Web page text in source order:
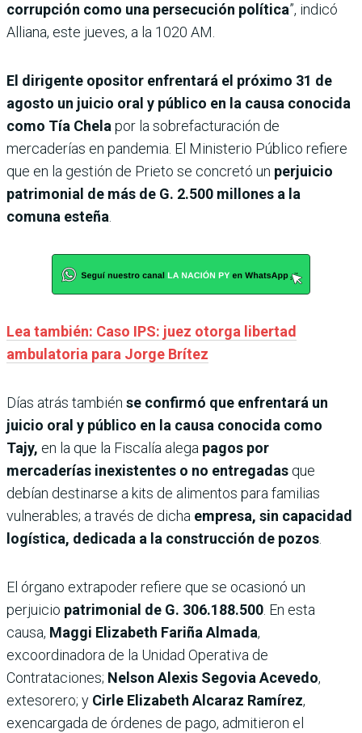
corrupción como una persecución política”, indicó
Alliana, este jueves, a la 1020 AM.
El dirigente opositor enfrentará el próximo 31 de
agosto un juicio oral y público en la causa conocida
como Tía Chela por la sobrefacturación de
mercaderías en pandemia. El Ministerio Público refiere
que en la gestión de Prieto se concretó un perjuicio
patrimonial de más de G. 2.500 millones a la
comuna esteña
Lea también: Caso IPS: juez otorga libertad
ambulatoria para Jorge Brítez
Días atrás también se confirmó que enfrentará un
juicio oral y público en la causa conocida como
Tajy, en la que la Fiscalía alega pagos por
mercaderías inexistentes o no entregadas que
debían destinarse a kits de alimentos para familias
vulnerables; a través de dicha empresa, sin capacidad
logística, dedicada a la construcción de pozos
El órgano extrapoder refiere que se ocasionó un
perjuicio patrimonial de G. 306.188.500 . En esta
causa, Maggi Elizabeth Fariña Almada,
excoordinadora de la Unidad Operativa de
Contrataciones; Nelson Alexis Segovia Acevedo,
extesorero; y Cirle Elizabeth Alcaraz Ramírez,
exencargada de órdenes de pago, admitieron el